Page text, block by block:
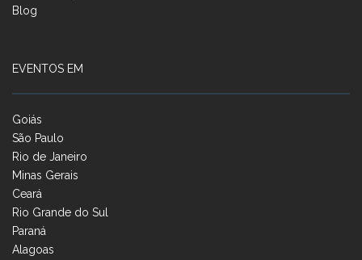
Blog
EVENTOS EM
Goiás
São Paulo
Rio de Janeiro
Minas Gerais
Ceará
Rio Grande do Sul
Paraná
Alagoas